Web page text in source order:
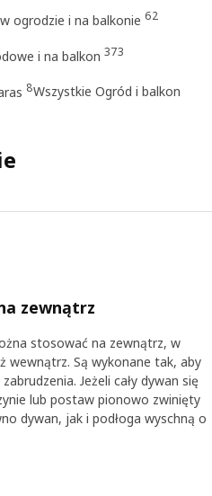
ogrodzie i na balkonie 62
i na balkon 373
8Wszystkie Ogród i balkon
zewnątrz
stosować na zewnątrz, w
wewnątrz. Są wykonane tak, aby
Jeżeli cały dywan się
lub postaw pionowo zwinięty
dywan, jak i podłoga wyschną o